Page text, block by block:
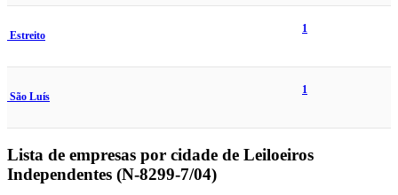
Estreito
1
São Luís
1
Lista de empresas por cidade de Leiloeiros
Independentes (N-8299-7/04)